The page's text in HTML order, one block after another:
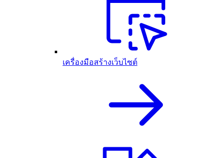
เครื่องมือสร้างเว็บไซต์